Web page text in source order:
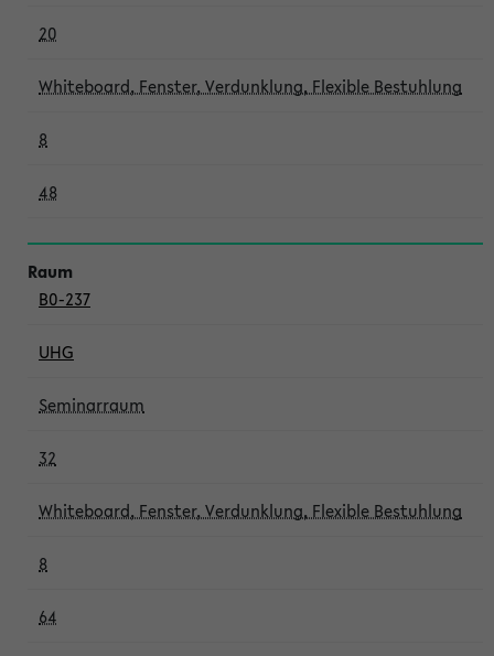
20
Whiteboard, Fenster, Verdunklung, Flexible Bestuhlung
8
48
B0-237
UHG
Seminarraum
32
Whiteboard, Fenster, Verdunklung, Flexible Bestuhlung
8
64